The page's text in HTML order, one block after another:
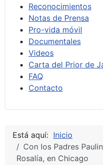
Reconocimientos
Notas de Prensa
Pro-vida móvil
Documentales
Videos
Carta del Prior de
FAQ
Contacto
Está aquí: Inicio
Con los Padres
Rosalía, en Chicago